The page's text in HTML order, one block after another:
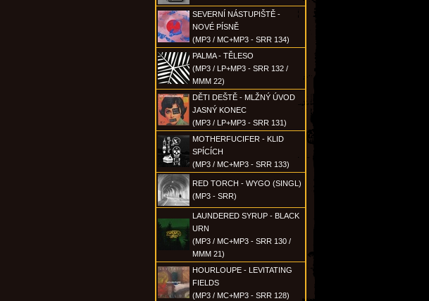
SEVERNÍ NÁSTUPIŠTĚ -
NOVÉ PÍSNĚ
(MP3 / MC+MP3 - SRR 134)
PALMA - TĚLESO
(MP3 / LP+MP3 - SRR 132 /
MMM 22)
DĚTI DEŠTĚ - MLŽNÝ ÚVOD
JASNÝ KONEC
(MP3 / LP+MP3 - SRR 131)
MOTHERFUCIFER - KLID
SPÍCÍCH
(MP3 / MC+MP3 - SRR 133)
RED TORCH - WYGO (SINGL)
(MP3 - SRR)
LAUNDERED SYRUP - BLACK
URN
(MP3 / MC+MP3 - SRR 130 /
MMM 21)
HOURLOUPE - LEVITATING
FIELDS
(MP3 / MC+MP3 - SRR 128)